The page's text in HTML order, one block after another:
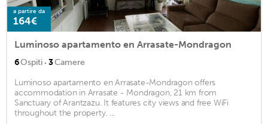
a partire da
164€
Luminoso apartamento en Arrasate-Mondragon
6Ospiti · 3Camere
Luminoso apartamento en Arrasate-Mondragon offers
accommodation in Arrasate - Mondragon, 21 km from
Sanctuary of Arantzazu. It features city views and free WiFi
throughout the property. ...